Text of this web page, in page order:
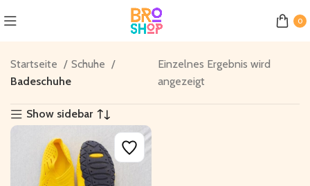
0
Startseite
Schuhe
Badeschuhe
Einzelnes Ergebnis wird
angezeigt
Show sidebar